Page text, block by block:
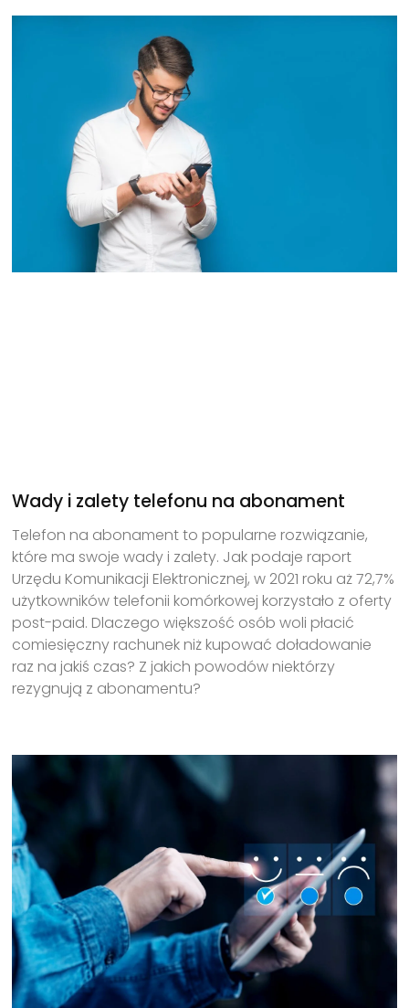
Wady i zalety telefonu na abonament
Telefon na abonament to popularne rozwiązanie,
które ma swoje wady i zalety. Jak podaje raport
Urzędu Komunikacji Elektronicznej, w 2021 roku aż 72,7%
użytkowników telefonii komórkowej korzystało z oferty
post-paid. Dlaczego większość osób woli płacić
comiesięczny rachunek niż kupować doładowanie
raz na jakiś czas? Z jakich powodów niektórzy
rezygnują z abonamentu?